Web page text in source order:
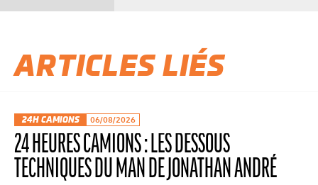
ARTICLES LIÉS
24H CAMIONS 06/08/2026
24 HEURES CAMIONS : LES DESSOUS
TECHNIQUES DU MAN DE JONATHAN ANDRÉ